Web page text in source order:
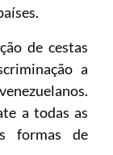
de cestas
a
a todas as
formas de